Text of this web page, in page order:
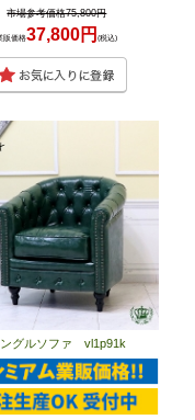
市場参考価格75,800円
販価格37,800円(税込)
グルソファ vl1p91k